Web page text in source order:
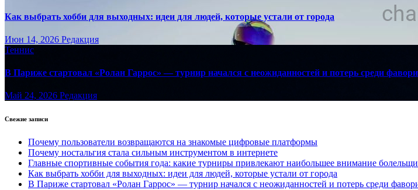
Как выбрать хобби для выходных: идеи для людей, которые устали от города
Июн 14, 2026 Редакция
Теннис
В Париже стартовал «Ролан Гаррос» — турнир начался с неожиданностей и потерь среди
Май 24, 2026 Редакция
Свежие записи
Почему пользователи возвращаются на знакомые цифровые платформы
Почему ностальгия стала сильным инструментом в интернете
Главные спортивные события года: какие турниры привлекают наибольшее внимание
Как выбрать хобби для выходных: идеи для людей, которые устали от города
В Париже стартовал «Ролан Гаррос» — турнир начался с неожиданностей и потерь среди